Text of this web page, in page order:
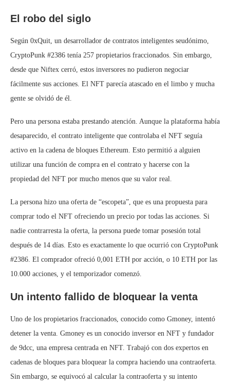
El robo del siglo
Según 0xQuit, un desarrollador de contratos inteligentes seudónimo,
CryptoPunk #2386 tenía 257 propietarios fraccionados. Sin embargo,
desde que Niftex cerró, estos inversores no pudieron negociar
fácilmente sus acciones. El NFT parecía atascado en el limbo y mucha
gente se olvidó de él.
Pero una persona estaba prestando atención. Aunque la plataforma había
desaparecido, el contrato inteligente que controlaba el NFT seguía
activo en la cadena de bloques Ethereum. Esto permitió a alguien
utilizar una función de compra en el contrato y hacerse con la
propiedad del NFT por mucho menos que su valor real.
La persona hizo una oferta de “escopeta”, que es una propuesta para
comprar todo el NFT ofreciendo un precio por todas las acciones. Si
nadie contrarresta la oferta, la persona puede tomar posesión total
después de 14 días. Esto es exactamente lo que ocurrió con CryptoPunk
#2386. El comprador ofreció 0,001 ETH por acción, o 10 ETH por las
10.000 acciones, y el temporizador comenzó.
Un intento fallido de bloquear la venta
Uno de los propietarios fraccionados, conocido como Gmoney, intentó
detener la venta. Gmoney es un conocido inversor en NFT y fundador
de 9dcc, una empresa centrada en NFT. Trabajó con dos expertos en
cadenas de bloques para bloquear la compra haciendo una contraoferta.
Sin embargo, se equivocó al calcular la contraoferta y su intento